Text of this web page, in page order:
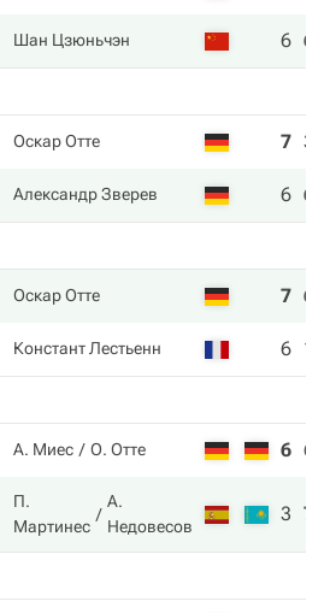
Шан Цзюньчэн 6 6
Оскар Отте 7 3
Александр Зверев 6 6
Оскар Отте 7 6
Констант Лестьенн 6 1
А. Миес О. Отте 6 6
П.
Мартинес
А.
Недовесов
3 7